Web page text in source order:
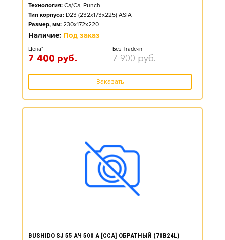
Технология: Ca/Ca, Punch
Тип корпуса: D23 (232x173x225) ASIA
Размер, мм: 230x172x220
Наличие: Под заказ
Цена*
7 400 руб.
Без Trade-in
7 900 руб.
Заказать
BUSHIDO SJ 55 АЧ 500 А [CCA] ОБРАТНЫЙ (70B24L)